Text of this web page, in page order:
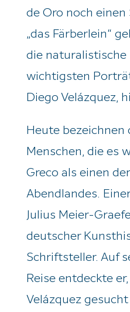
de Oro noch
„das Färberlein“
die naturalistische
wichtigsten
Diego Velázquez,
Heute bezeichnen
Menschen, die es
Greco als einen
Abendlandes.
Julius Meier-
deutscher
Schriftsteller. Auf
Reise entdeckte
Velázquez